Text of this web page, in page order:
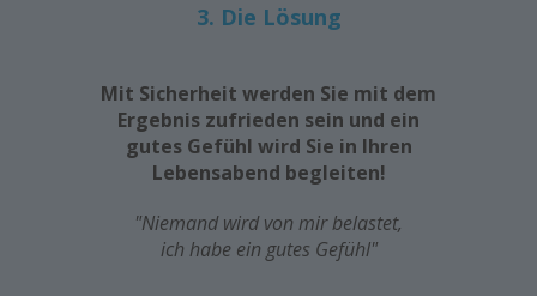
3. Die Lösung
Mit Sicherheit werden Sie mit dem
Ergebnis zufrieden sein und ein
gutes Gefühl wird Sie in Ihren
Lebensabend begleiten!
"Niemand wird von mir belastet,
ich habe ein gutes Gefühl"